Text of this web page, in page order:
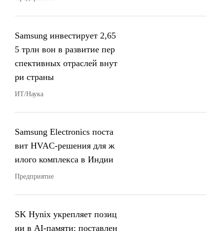
Samsung инвестирует 2,65
5 трлн вон в развитие пер
спективных отраслей внут
ри страны
ИТ/Наука
Samsung Electronics поста
вит HVAC-решения для ж
илого комплекса в Индии
Предприятие
SK Hynix укрепляет позиц
ии в AI-памяти: поставлен